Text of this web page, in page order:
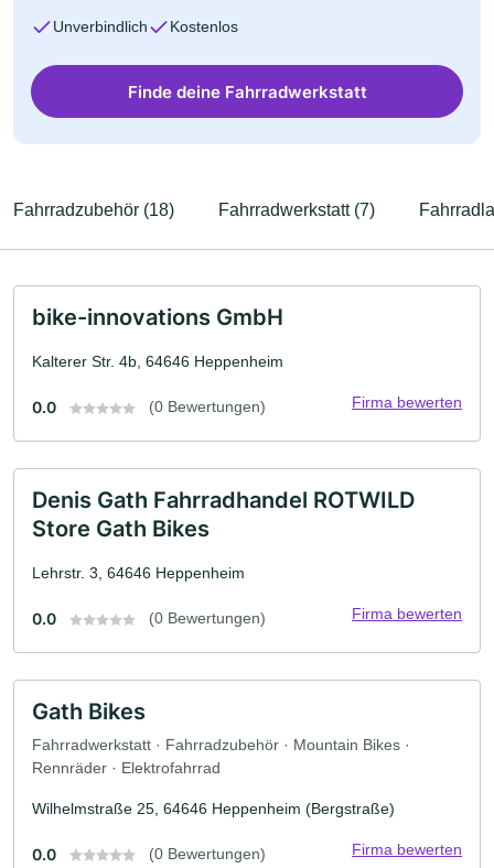
Unverbindlich Kostenlos
Finde deine Fahrradwerkstatt
Fahrradzubehör (18) Fahrradwerkstatt (7)
bike-innovations GmbH
Kalterer Str. 4b, 64646 Heppenheim
0.0 (0 Bewertungen) Firma bewerten
Denis Gath Fahrradhandel ROTWILD
Store Gath Bikes
Lehrstr. 3, 64646 Heppenheim
0.0 (0 Bewertungen) Firma bewerten
Gath Bikes
Fahrradwerkstatt · Fahrradzubehör · Mountain Bikes ·
Rennräder · Elektrofahrrad
Wilhelmstraße 25, 64646 Heppenheim (Bergstraße)
0.0 (0 Bewertungen) Firma bewerten